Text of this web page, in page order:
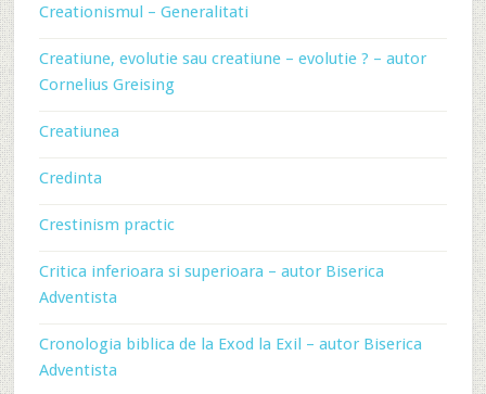
Creationismul – Generalitati
Creatiune, evolutie sau creatiune – evolutie ? – autor
Cornelius Greising
Creatiunea
Credinta
Crestinism practic
Critica inferioara si superioara – autor Biserica
Adventista
Cronologia biblica de la Exod la Exil – autor Biserica
Adventista